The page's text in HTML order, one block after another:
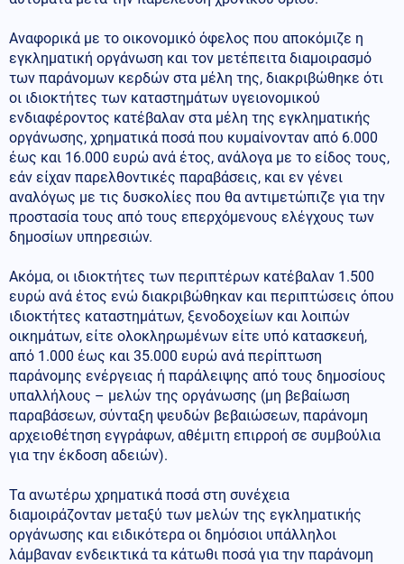
Αναφορικά με το οικονομικό όφελος που αποκόμιζε η
εγκληματική οργάνωση και τον μετέπειτα διαμοιρασμό
των παράνομων κερδών στα μέλη της, διακριβώθηκε ότι
οι ιδιοκτήτες των καταστημάτων υγειονομικού
ενδιαφέροντος κατέβαλαν στα μέλη της εγκληματικής
οργάνωσης, χρηματικά ποσά που κυμαίνονταν από 6.000
έως και 16.000 ευρώ ανά έτος, ανάλογα με το είδος τους,
εάν είχαν παρελθοντικές παραβάσεις, και εν γένει
αναλόγως με τις δυσκολίες που θα αντιμετώπιζε για την
προστασία τους από τους επερχόμενους ελέγχους των
δημοσίων υπηρεσιών.
Ακόμα, οι ιδιοκτήτες των περιπτέρων κατέβαλαν 1.500
ευρώ ανά έτος ενώ διακριβώθηκαν και περιπτώσεις όπου
ιδιοκτήτες καταστημάτων, ξενοδοχείων και λοιπών
οικημάτων, είτε ολοκληρωμένων είτε υπό κατασκευή,
από 1.000 έως και 35.000 ευρώ ανά περίπτωση
παράνομης ενέργειας ή παράλειψης από τους δημοσίους
υπαλλήλους – μελών της οργάνωσης (μη βεβαίωση
παραβάσεων, σύνταξη ψευδών βεβαιώσεων, παράνομη
αρχειοθέτηση εγγράφων, αθέμιτη επιρροή σε συμβούλια
για την έκδοση αδειών).
Τα ανωτέρω χρηματικά ποσά στη συνέχεια
διαμοιράζονταν μεταξύ των μελών της εγκληματικής
οργάνωσης και ειδικότερα οι δημόσιοι υπάλληλοι
λάμβαναν ενδεικτικά τα κάτωθι ποσά για την παράνομη